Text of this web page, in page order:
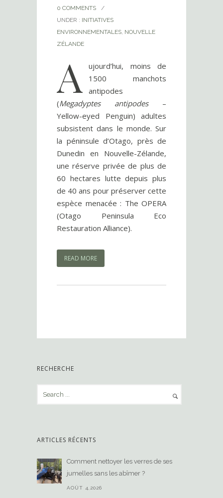
0 COMMENTS
/
UNDER : INITIATIVES
ENVIRONNEMENTALES, NOUVELLE
ZÉLANDE
A
ujourd’hui, moins de
1500 manchots
antipodes
(Megadyptes antipodes–
Yellow-eyed Penguin) adultes
subsistent dans le monde. Sur
la péninsule d’Otago, près de
Dunedin en Nouvelle-Zélande,
une réserve privée de plus de
60 hectares lutte depuis plus
de 40 ans pour préserver cette
espèce menacée : The OPERA
(Otago Peninsula Eco
Restauration Alliance).
READ MORE
RECHERCHE
ARTICLES RÉCENTS
Comment nettoyer les verres de ses
jumelles sans les abîmer ?
AOÛT 4,2026